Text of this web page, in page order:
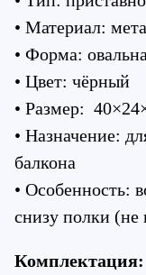
• Материал:
• Форма:
• Цвет: чёрный
• Размер:
• Назначение:
балкона
• Особенность:
снизу полки (не
Комплектация: